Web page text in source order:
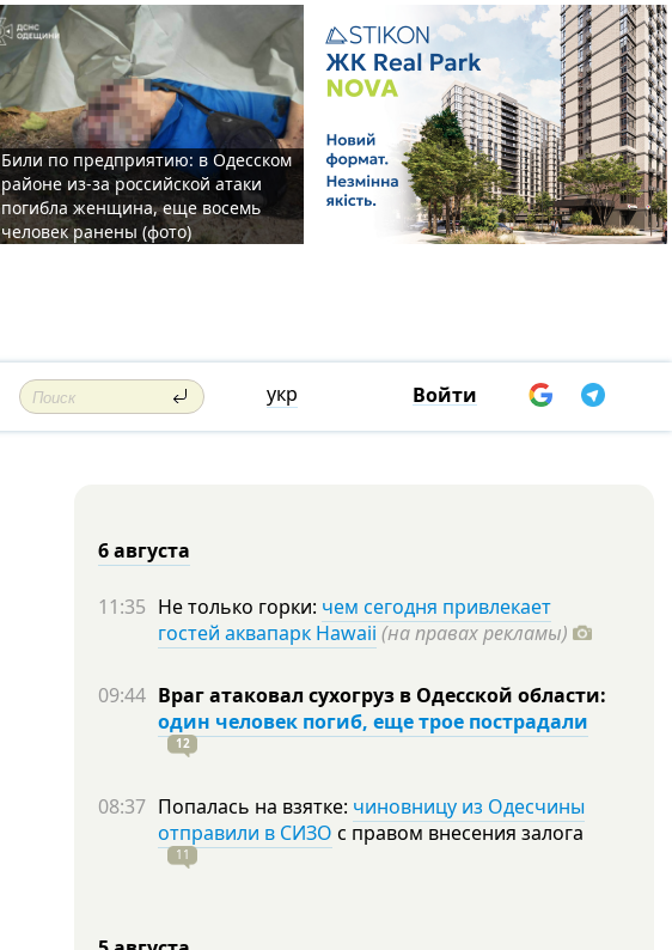
Били по предприятию: в Одесском
районе из-за российской атаки
погибла женщина, еще восемь
человек ранены (фото)
укр Войти
6 августа
11:35 Не только горки: чем сегодня привлекает
гостей аквапарк Hawaii (на правах рекламы)
09:44 Враг атаковал сухогруз в Одесской области:
один человек погиб, еще трое пострадали
12
08:37 Попалась на взятке: чиновницу из Одесчины
отправили в СИЗО с правом внесения залога
11